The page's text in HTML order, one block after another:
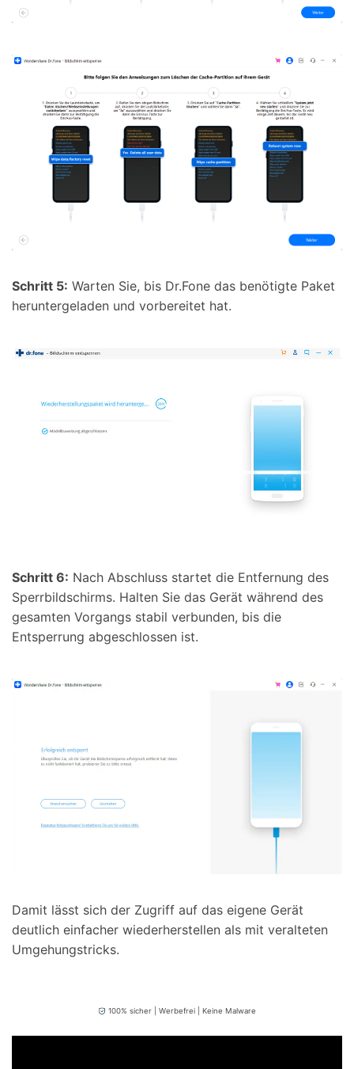
Schritt 5: Warten Sie, bis Dr.Fone das benötigte Paket
heruntergeladen und vorbereitet hat.
Schritt 6: Nach Abschluss startet die Entfernung des
Sperrbildschirms. Halten Sie das Gerät während des
gesamten Vorgangs stabil verbunden, bis die
Entsperrung abgeschlossen ist.
Damit lässt sich der Zugriff auf das eigene Gerät
deutlich einfacher wiederherstellen als mit veralteten
Umgehungstricks.
100% sicher | Werbefrei | Keine Malware